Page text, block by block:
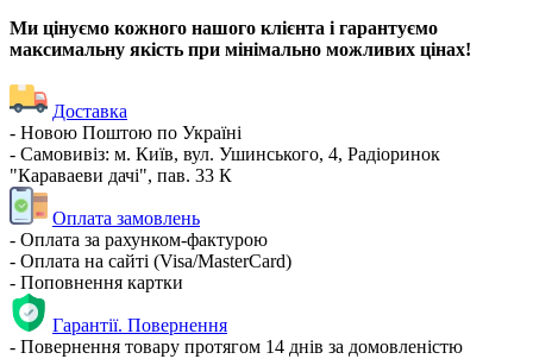
Ми цінуємо кожного нашого клієнта і гарантуємо
максимальну якість при мінімально можливих цінах!
Доставка
- Новою Поштою по Україні
- Самовивіз: м. Київ, вул. Ушинського, 4, Радіоринок
"Караваеви дачі", пав. 33 К
Оплата замовлень
- Оплата за рахунком-фактурою
- Оплата на сайті (Visa/MasterCard)
- Поповнення картки
Гарантії. Повернення
- Повернення товару протягом 14 днів за домовленістю